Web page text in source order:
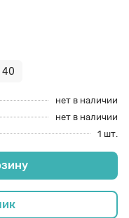
40
нет в наличии
нет в наличии
1 шт.